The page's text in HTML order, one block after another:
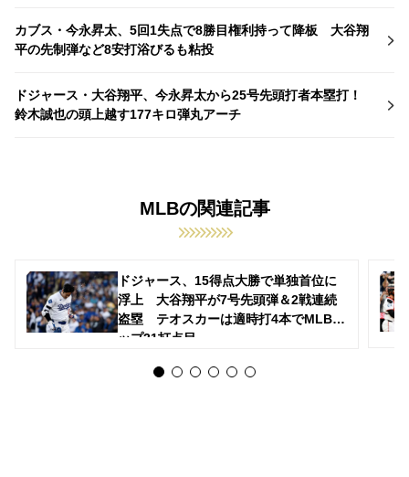
カブス・今永昇太、5回1失点で8勝目権利持って降板 大谷翔
平の先制弾など8安打浴びるも粘投
ドジャース・大谷翔平、今永昇太から25号先頭打者本塁打！
鈴木誠也の頭上越す177キロ弾丸アーチ
MLBの関連記事
ドジャース、15得点大勝で単独首位に
浮上 大谷翔平が7号先頭弾＆2戦連続
盗塁 テオスカーは適時打4本でMLBト
ップ31打点目